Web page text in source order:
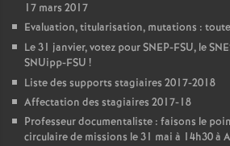
17 mars 2017
Evaluation, titularisation, mutations :
Le 31 janvier, votez pourSNEP-FSU, le
SNUipp-FSU !
Liste des supports stagiaires 2017-2018
Affectation des stagiaires 2017-18
Professeur documentaliste : faisons le
circulaire de missions le 31 mai à 14h30 à